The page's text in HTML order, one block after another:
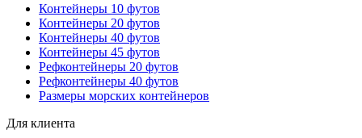
Контейнеры 10 футов
Контейнеры 20 футов
Контейнеры 40 футов
Контейнеры 45 футов
Рефконтейнеры 20 футов
Рефконтейнеры 40 футов
Размеры морских контейнеров
Для клиента